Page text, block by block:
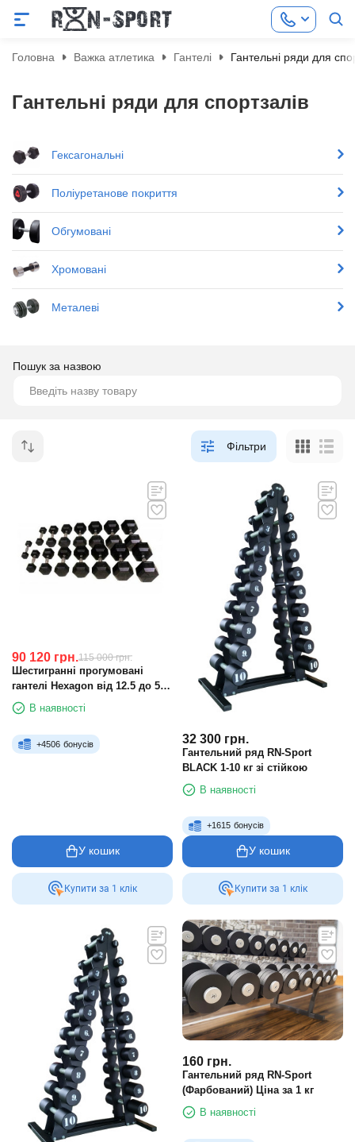
Головна Важка атлетика Гантелі Гантельні ряди для
Гантельні ряди для спортзалів
Гексагональні
Поліуретанове покриття
Обгумовані
Хромовані
Металеві
Пошук за назвою
Фільтри
90 120 грн.115 000 грн.
Шестигранні прогумовані
гантелі Hexagon від 12.5 до 50
кг
В наявності
+4506 бонусів
У кошик
Купити за 1 клiк
32 300 грн.
Гантельний ряд RN-Sport
BLACK 1-10 кг зі стійкою
В наявності
+1615 бонусів
У кошик
Купити за 1 клiк
160 грн.
Гантельний ряд RN-Sport
(Фарбований) Ціна за 1 кг
В наявності